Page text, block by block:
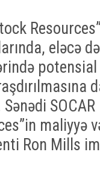
eləcə
potensial
maliyyə
Ron Mills